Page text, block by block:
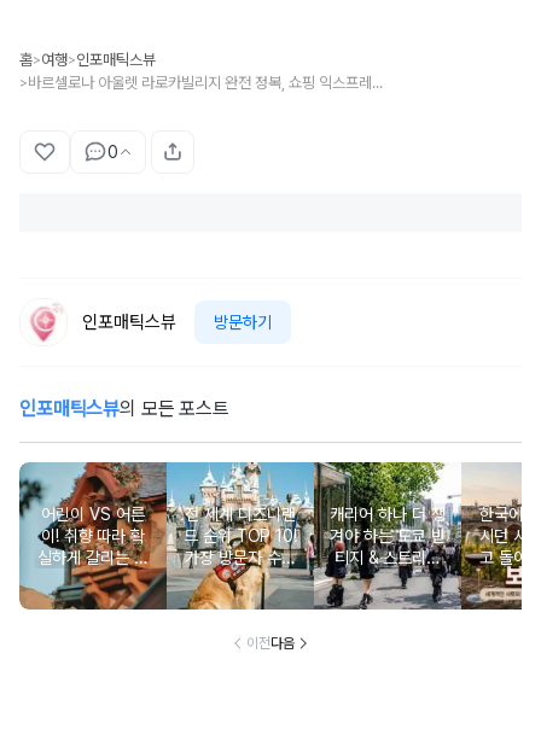
홈>여행>인포매틱스뷰
> 바르셀로나 아울렛 라로카빌리지 완전 정복, 쇼핑 익스프레스·브랜드·택스리펀·가는방법 총정리
0
인포매틱스뷰 방문하기
인포매틱스뷰의 모든 포스트
어린이 VS 어른
이! 취향 따라 확
실하게 갈리는 해
외 여행지 맞대결
전 세계 디즈니랜
드 순위 TOP 10!
가장 방문자 수가
많은 성지는 어디
일까?
캐리어 하나 더 챙
겨야 하는 도쿄 빈
티지 & 스트리트
쇼핑 스폿
한국에
시던 사
고 돌아
와인 도
이전다음